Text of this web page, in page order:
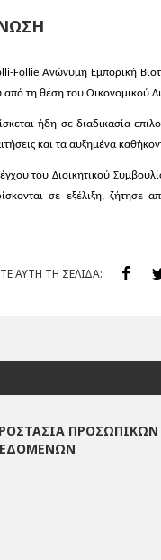
Follie Ανώνυμη Εμπορική
τη θέση του Οικονομικού
ήδη σε διαδικασία
και τα αυξημένα
του Διοικητικού
σε εξέλιξη, ζήτησε
ΑΥΤΗ ΤΗ ΣΕΛΙΔΑ:
ΠΡΟΣΩΠΙΚΩΝ